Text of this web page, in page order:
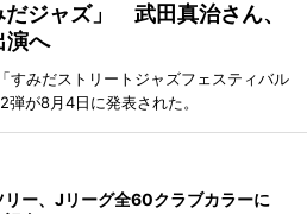
ジャズ」 武田真治さん、
演へ
すみだストリートジャズフェスティバル
が8月4日に発表された。
リー、Jリーグ全60クラブカラーに